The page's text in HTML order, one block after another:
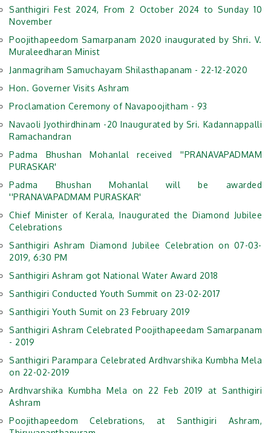
Santhigiri Fest 2024, From 2 October 2024 to Sunday 10
November
Poojithapeedom Samarpanam 2020 inaugurated by Shri. V.
Muraleedharan Minist
Janmagriham Samuchayam Shilasthapanam - 22-12-2020
Hon. Governer Visits Ashram
Proclamation Ceremony of Navapoojitham - 93
Navaoli Jyothirdhinam -20 Inaugurated by Sri. Kadannappalli
Ramachandran
Padma Bhushan Mohanlal received ''PRANAVAPADMAM
PURASKAR'
Padma Bhushan Mohanlal will be awarded
''PRANAVAPADMAM PURASKAR'
Chief Minister of Kerala, Inaugurated the Diamond Jubilee
Celebrations
Santhigiri Ashram Diamond Jubilee Celebration on 07-03-
2019, 6:30 PM
Santhigiri Ashram got National Water Award 2018
Santhigiri Conducted Youth Summit on 23-02-2017
Santhigiri Youth Sumit on 23 February 2019
Santhigiri Ashram Celebrated Poojithapeedam Samarpanam
- 2019
Santhigiri Parampara Celebrated Ardhvarshika Kumbha Mela
on 22-02-2019
Ardhvarshika Kumbha Mela on 22 Feb 2019 at Santhigiri
Ashram
Poojithapeedom Celebrations, at Santhigiri Ashram,